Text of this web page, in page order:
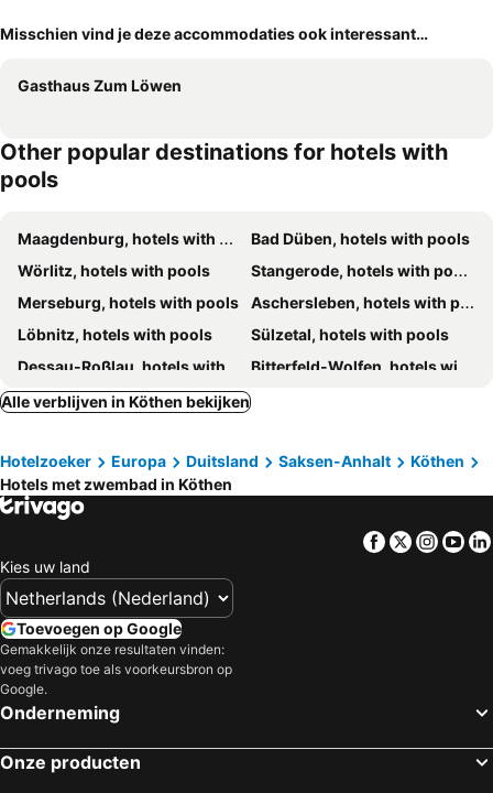
Misschien vind je deze accommodaties ook interessant…
Gasthaus Zum Löwen
Other popular destinations for hotels with
pools
Maagdenburg, hotels with pools
Bad Düben, hotels with pools
Wörlitz, hotels with pools
Stangerode, hotels with pools
Merseburg, hotels with pools
Aschersleben, hotels with pools
Löbnitz, hotels with pools
Sülzetal, hotels with pools
Dessau-Roßlau, hotels with pools
Bitterfeld-Wolfen, hotels with pools
Wittenberg, hotels with pools
Halle an der Saale, hotels with pools
Coswig, hotels with pools
Großpaschleben, hotels with pools
Gommern, hotels with pools
Nienburg, hotels with pools
Schönebeck, hotels with pools
Schkeuditz, hotels with pools
Alle verblijven in Köthen bekijken
Hotelzoeker Europa Duitsland Saksen-Anhalt
Köthen
Hotels met zwembad in Köthen
Facebook
Twitter
Kies uw land
Toevoegen op Google
Gemakkelijk onze resultaten vinden:
voeg trivago toe als voorkeursbron op
Google.
Onderneming
Onze producten